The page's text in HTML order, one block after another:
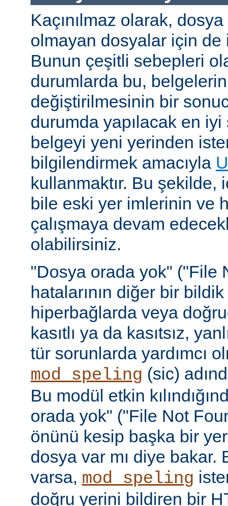
Kaçınılmaz olarak,
olmayan dosyalar için de
Bunun çeşitli sebepleri
durumlarda bu,
değiştirilmesinin bir
durumda yapılacak en
belgeyi yeni yerinden
bilgilendirmek amacıyla
kullanmaktır. Bu
bile eski yer imlerinin ve
çalışmaya devam
olabilirsiniz.
"Dosya orada yok" ("File
hatalarının diğer bir
hiperbağlarda veya
kasıtlı ya da kasıtsız,
tür sorunlarda yardımcı
mod_speling (sic)
Bu modül etkin
orada yok" ("File Not
önünü kesip başka bir
dosya var mı diye bakar.
varsa, mod_speling
doğru yerini bildiren bir